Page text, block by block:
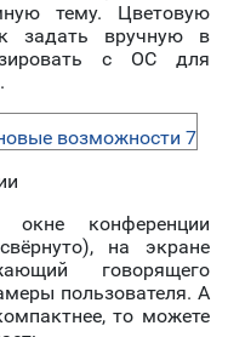
тему. Цветовую
задать вручную в
с ОС для
конференции
на экране
говорящего
пользователя. А
то можете